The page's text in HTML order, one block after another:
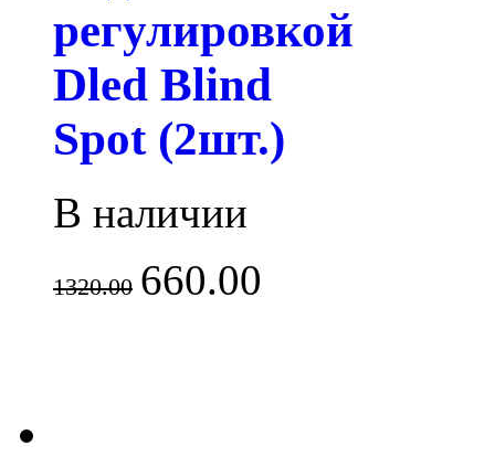
регулировкой
Dled Blind
Spot (2шт.)
В наличии
1320.00 660.00